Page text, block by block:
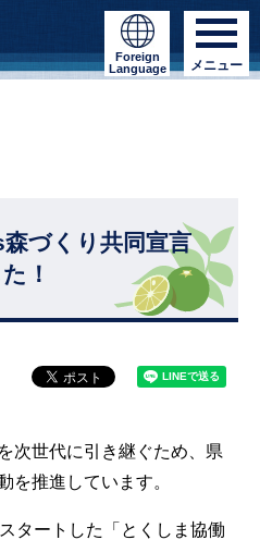
Foreign
Language
メニュー
森づくり共同宣言
！
次世代に引き継ぐため、県
を推進しています。
タートした「とくしま協働